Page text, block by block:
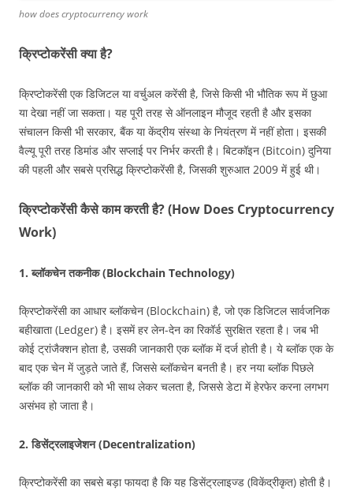
how does cryptocurrency work
क्रिप्टोकरेंसी क्या है?
क्रिप्टोकरेंसी एक डिजिटल या वर्चुअल करेंसी है, जिसे किसी भी भौतिक रूप में छुआ
या देखा नहीं जा सकता। यह पूरी तरह से ऑनलाइन मौजूद रहती है और इसका
संचालन किसी भी सरकार, बैंक या केंद्रीय संस्था के नियंत्रण में नहीं होता। इसकी
वैल्यू पूरी तरह डिमांड और सप्लाई पर निर्भर करती है। बिटकॉइन (Bitcoin) दुनिया
की पहली और सबसे प्रसिद्ध क्रिप्टोकरेंसी है, जिसकी शुरुआत 2009 में हुई थी।
क्रिप्टोकरेंसी कैसे काम करती है? (How Does Cryptocurrency
Work)
1. ब्लॉकचेन तकनीक (Blockchain Technology)
क्रिप्टोकरेंसी का आधार ब्लॉकचेन (Blockchain) है, जो एक डिजिटल सार्वजनिक
बहीखाता (Ledger) है। इसमें हर लेन-देन का रिकॉर्ड सुरक्षित रहता है। जब भी
कोई ट्रांजैक्शन होता है, उसकी जानकारी एक ब्लॉक में दर्ज होती है। ये ब्लॉक एक के
बाद एक चेन में जुड़ते जाते हैं, जिससे ब्लॉकचेन बनती है। हर नया ब्लॉक पिछले
ब्लॉक की जानकारी को भी साथ लेकर चलता है, जिससे डेटा में हेरफेर करना लगभग
असंभव हो जाता है।
2.डिसेंट्रलाइजेशन (Decentralization)
क्रिप्टोकरेंसी का सबसे बड़ा फायदा है कि यह डिसेंट्रलाइज्ड (विकेंद्रीकृत) होती है।